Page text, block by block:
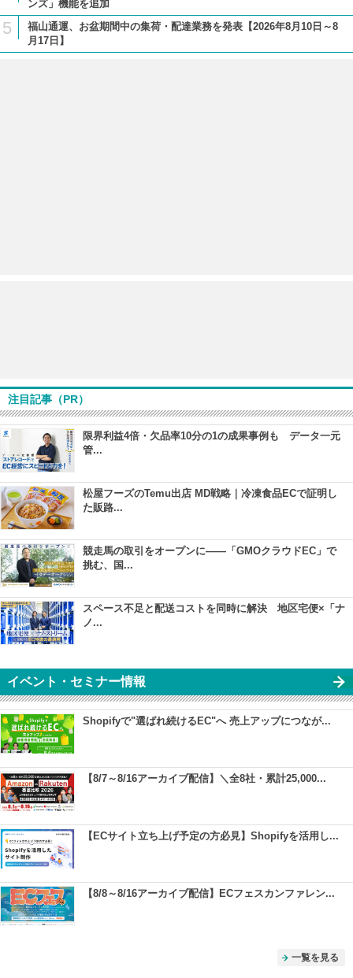
ンズ」機能を追加
5
福山通運、お盆期間中の集荷・配達業務を発表【2026年8月10日～8
月17日】
注目記事（PR）
限界利益4倍・欠品率10分の1の成果事例も データ一元
管...
松屋フーズのTemu出店 MD戦略｜冷凍食品ECで証明し
た販路...
競走馬の取引をオープンに――「GMOクラウドEC」で
挑む、国...
スペース不足と配送コストを同時に解決 地区宅便×「ナ
ノ...
イベント・セミナー情報
Shopifyで"選ばれ続けるEC"へ 売上アップにつなが...
【8/7～8/16アーカイブ配信】＼全8社・累計25,000...
【ECサイト立ち上げ予定の方必見】Shopifyを活用し...
【8/8～8/16アーカイブ配信】ECフェスカンファレン...
一覧を見る